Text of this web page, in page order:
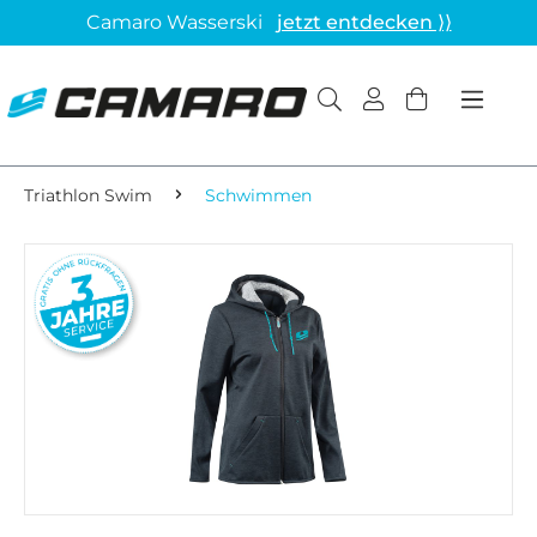
Camaro Wasserski jetzt entdecken ⟩⟩
Triathlon Swim Schwimmen